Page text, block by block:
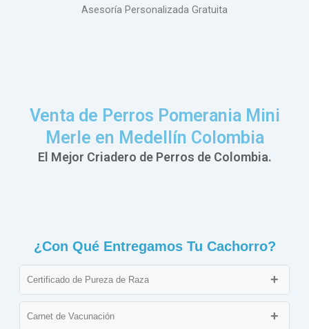
Asesoría Personalizada Gratuita
Venta de Perros Pomerania Mini
Merle en Medellín Colombia
El Mejor Criadero de Perros de Colombia.
¿Con Qué Entregamos Tu Cachorro?
Certificado de Pureza de Raza
Documento que avala que el cachorro cumple con los
estándares de su raza, asegurando su linaje.
Carnet de Vacunación